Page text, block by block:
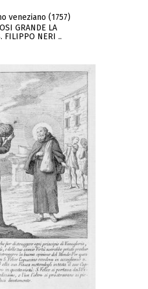
veneziano (1757)
GRANDE LA
FILIPPO NERI ..